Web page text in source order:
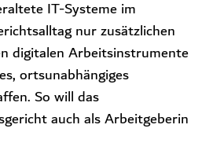
IT-Systeme im
nur zusätzlichen
digitalen Arbeitsinstrumente
ortsunabhängiges
So will das
auch als Arbeitgeberin